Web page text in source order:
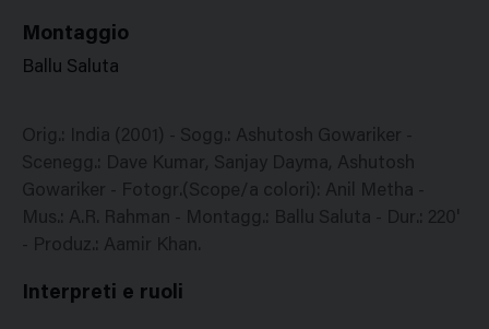
Montaggio
Ballu Saluta
Orig.: India (2001) - Sogg.: Ashutosh Gowariker -
Scenegg.: Dave Kumar, Sanjay Dayma, Ashutosh
Gowariker - Fotogr.(Scope/a colori): Anil Metha -
Mus.: A.R. Rahman - Montagg.: Ballu Saluta - Dur.: 220'
- Produz.: Aamir Khan.
Interpreti e ruoli